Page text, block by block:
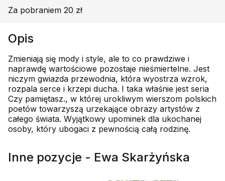
Za pobraniem 20 zł
Opis
Zmieniają się mody i style, ale to co prawdziwe i
naprawdę wartościowe pozostaje nieśmiertelne. Jest
niczym gwiazda przewodnia, która wyostrza wzrok,
rozpala serce i krzepi ducha. I taka właśnie jest seria
Czy pamiętasz., w której urokliwym wierszom polskich
poetów towarzyszą urzekające obrazy artystów z
całego świata. Wyjątkowy upominek dla ukochanej
osoby, który ubogaci z pewnością całą rodzinę.
Inne pozycje - Ewa Skarżyńska